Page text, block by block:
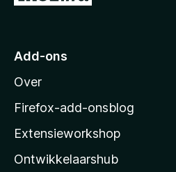
r
o
z
l
l
Add-ons
Over
Firefox-add-onsblog
Extensieworkshop
Ontwikkelaarshub